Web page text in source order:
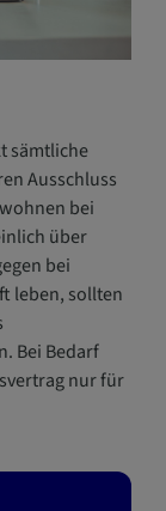
sämtliche
Ausschluss
bei
über
bei
leben, sollten
Bei Bedarf
nur für